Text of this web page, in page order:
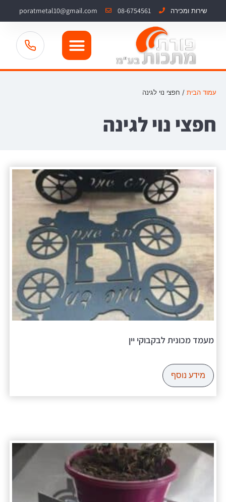
שירות ומכירה 08-6754561
poratmetal10@gmail.com
עמוד הבית/ חפצי נוי לגינה
חפצי נוי לגינה
מעמד מכונית לבקבוקי יין
מידע נוסף